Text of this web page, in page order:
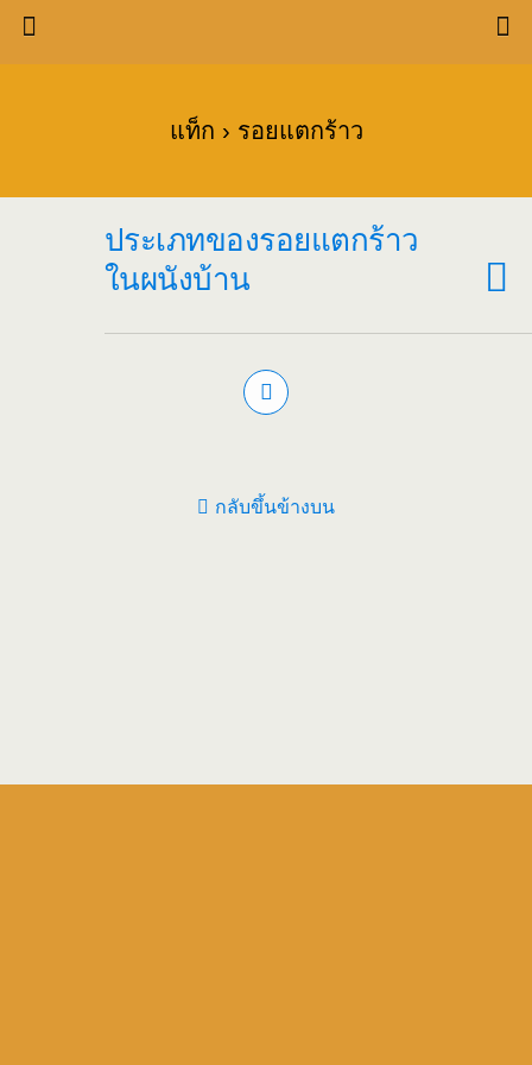
แท็ก › รอยแตกร้าว
ประเภทของรอยแตกร้าว
ในผนังบ้าน
กลับขึ้นข้างบน